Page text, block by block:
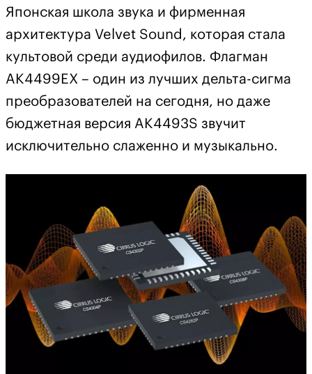
Японская школа звука и фирменная
архитектура Velvet Sound, которая стала
культовой среди аудиофилов. Флагман
AK4499EX – один из лучших дельта-сигма
преобразователей на сегодня, но даже
бюджетная версия AK4493S звучит
исключительно слаженно и музыкально.